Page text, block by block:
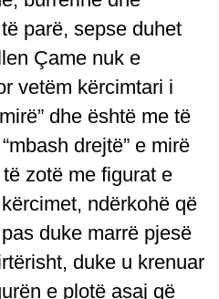
parë, sepse duhet
Çame nuk e
vetëm kërcimtari i
dhe është me të
drejtë” e mirë
zotë me figurat e
ndërkohë që
duke marrë pjesë
duke u krenuar
e plotë asaj që